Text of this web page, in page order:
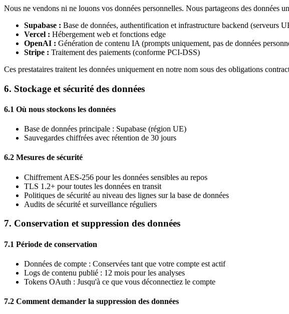
Nous ne vendons ni ne louons vos données personnelles. Nous partageons des données
Supabase : Base de données, authentification et infrastructure backend (serveurs
Vercel : Hébergement web et fonctions edge
OpenAI : Génération de contenu IA (prompts uniquement, pas de données
Stripe : Traitement des paiements (conforme PCI-DSS)
Ces prestataires traitent les données uniquement en notre nom sous des obligations
6. Stockage et sécurité des données
6.1 Où nous stockons les données
Base de données principale : Supabase (région UE)
Sauvegardes chiffrées avec rétention de 30 jours
6.2 Mesures de sécurité
Chiffrement AES-256 pour les données sensibles au repos
TLS 1.2+ pour toutes les données en transit
Politiques de sécurité au niveau des lignes sur la base de données
Audits de sécurité et surveillance réguliers
7. Conservation et suppression des données
7.1 Période de conservation
Données de compte : Conservées tant que votre compte est actif
Logs de contenu publié : 12 mois pour les analyses
Tokens OAuth : Jusqu'à ce que vous déconnectiez le compte
7.2 Comment demander la suppression des données